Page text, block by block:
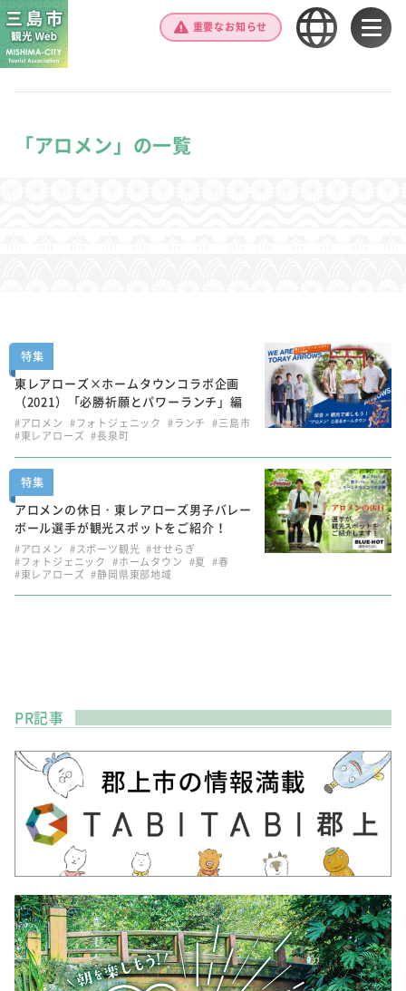
重要なお知らせ
「アロメン」の一覧
特集
東レアローズ×ホームタウンコラボ企画
（2021）「必勝祈願とパワーランチ」編
#アロメン #フォトジェニック #ランチ #三島市
#東レアローズ #長泉町
特集
アロメンの休日・東レアローズ男子バレー
ボール選手が観光スポットをご紹介！
#アロメン #スポーツ観光 #せせらぎ
#フォトジェニック #ホームタウン #夏 #春
#東レアローズ #静岡県東部地域
PR記事